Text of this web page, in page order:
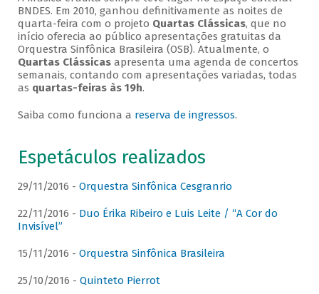
BNDES. Em 2010, ganhou definitivamente as noites de
quarta-feira com o projeto Quartas Clássicas, que no
início oferecia ao público apresentações gratuitas da
Orquestra Sinfônica Brasileira (OSB). Atualmente, o
Quartas Clássicasapresenta uma agenda de concertos
semanais, contando com apresentações variadas, todas
as quartas-feiras às 19h.
Saiba como funciona a reserva de ingressos.
Espetáculos realizados
29/11/2016 - Orquestra Sinfônica Cesgranrio
22/11/2016 - Duo Érika Ribeiro e Luis Leite / “A Cor do
Invisível”
15/11/2016 - Orquestra Sinfônica Brasileira
25/10/2016 - Quinteto Pierrot